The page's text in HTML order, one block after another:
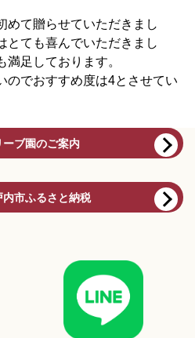
めて贈らせていただきまし
とても喜んでいただきまし
足しております。
のでおすすめ度は4とさせてい
ーブ園のご案内
内市ふるさと納税